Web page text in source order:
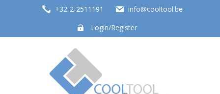
+32-2-2511191
info@cooltool.be
Login/Register